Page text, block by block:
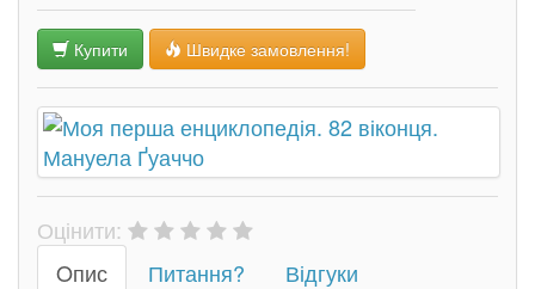
Купити Швидке замовлення!
Оцінити:
Oпис
Питання?
Відгуки